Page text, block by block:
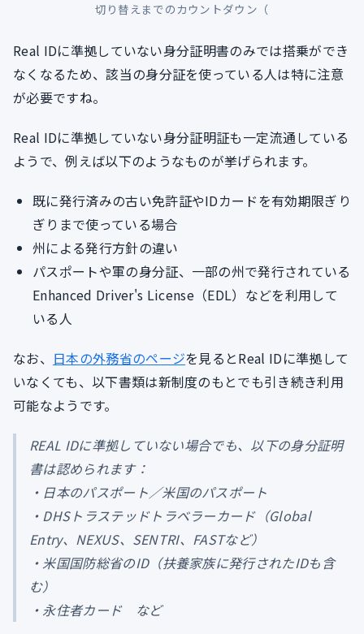
切り替えまでのカウントダウン（
Real IDに準拠していない身分証明書のみでは搭乗ができ
なくなるため、該当の身分証を使っている人は特に注意
が必要ですね。
Real IDに準拠していない身分証明証も一定流通している
ようで、例えば以下のようなものが挙げられます。
既に発行済みの古い免許証やIDカードを有効期限ぎり
ぎりまで使っている場合
州による発行方針の違い
パスポートや軍の身分証、一部の州で発行されている
Enhanced Driver's License（EDL）などを利用して
いる人
なお、 日本の外務省のページを見るとReal IDに準拠して
いなくても、以下書類は新制度のもとでも引き続き利用
可能なようです。
REAL IDに準拠していない場合でも、以下の身分証明
書は認められます：
・日本のパスポート／米国のパスポート
・DHSトラステッドトラベラーカード（Global
Entry、NEXUS、SENTRI、FASTなど）
・米国国防総省のID（扶養家族に発行されたIDも含
む）
・永住者カード など